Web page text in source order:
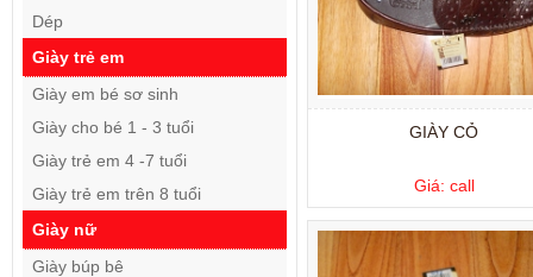
Dép
Giày trẻ em
Giày em bé sơ sinh
Giày cho bé 1 - 3 tuổi
Giày trẻ em 4 -7 tuổi
Giày trẻ em trên 8 tuổi
Giày nữ
Giày búp bê
GIÀY CỎ
Giá: call